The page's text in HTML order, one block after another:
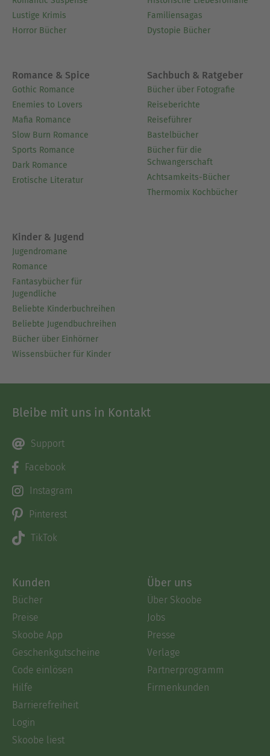
Lustige Krimis
Horror Bücher
Familiensagas
Dystopie Bücher
Romance & Spice
Gothic Romance
Enemies to Lovers
Mafia Romance
Slow Burn Romance
Sports Romance
Dark Romance
Erotische Literatur
Sachbuch & Ratgeber
Bücher über Fotografie
Reiseberichte
Reiseführer
Bastelbücher
Bücher für die
Schwangerschaft
Achtsamkeits-Bücher
Thermomix Kochbücher
Kinder & Jugend
Jugendromane
Romance
Fantasybücher für
Jugendliche
Beliebte Kinderbuchreihen
Beliebte Jugendbuchreihen
Bücher über Einhörner
Wissensbücher für Kinder
Bleibe mit uns in Kontakt
Support
Facebook
Instagram
Pinterest
TikTok
Kunden
Bücher
Preise
Skoobe App
Geschenkgutscheine
Code einlösen
Hilfe
Barrierefreiheit
Login
Skoobe liest
Über uns
Über Skoobe
Jobs
Presse
Verlage
Partnerprogramm
Firmenkunden